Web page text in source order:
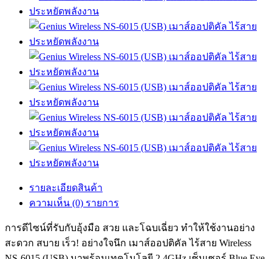
รายละเอียดสินค้า
ความเห็น (0) รายการ
การดีไซน์ที่รับกับอุ้งมือ สวย และโฉบเฉี่ยว ทำให้ใช้งานอย่าง
สะดวก สบาย เร็ว! อย่างใจนึก เมาส์ออปติคัล ไร้สาย Wireless